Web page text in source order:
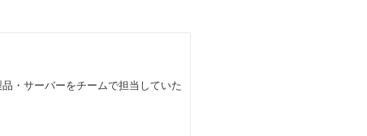
・サーバーをチームで担当していた